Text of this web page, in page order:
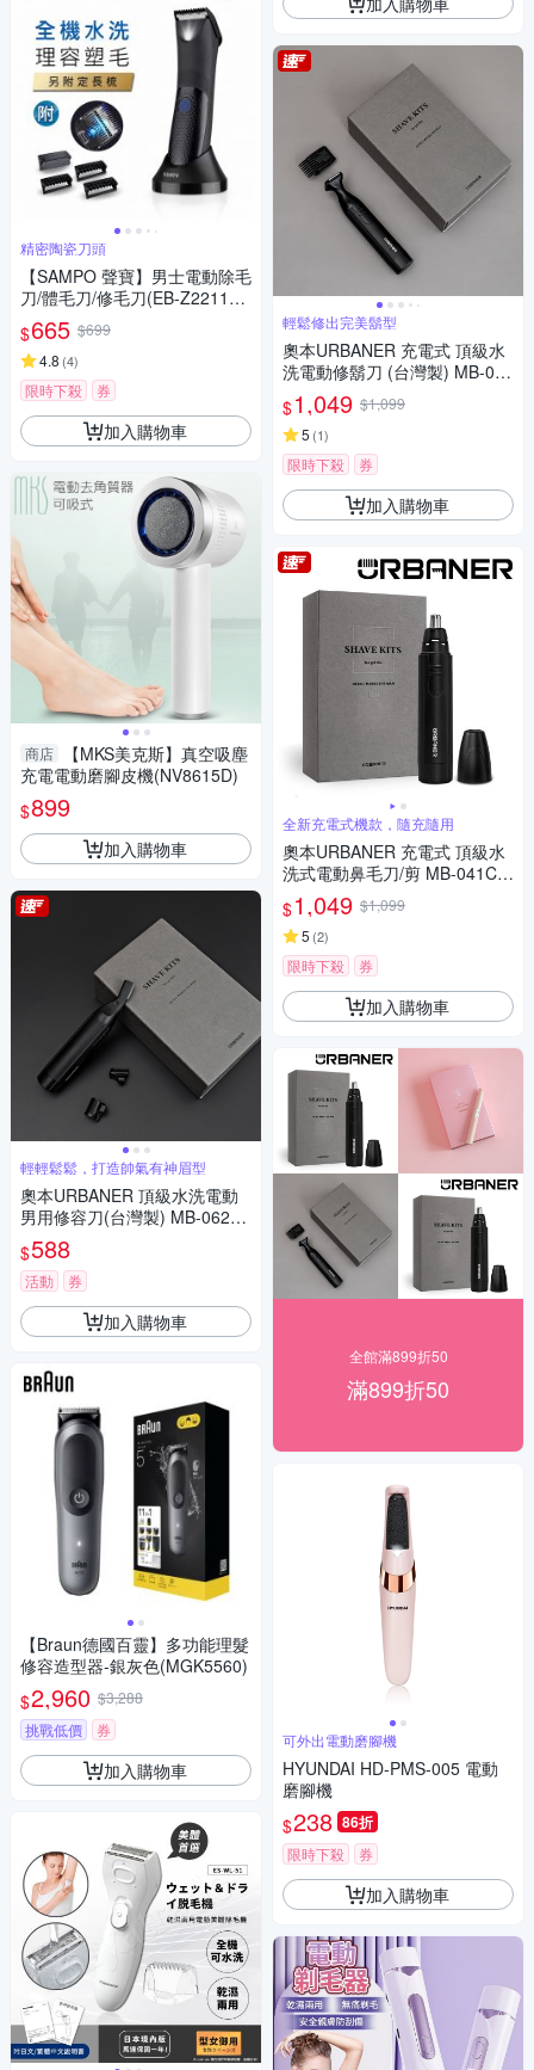
精密陶瓷刀頭
【SAMPO 聲寶】男士電動除毛
刀/體毛刀/修毛刀(EB-Z2211W
L)
$665 $699
4.8 (4)
限時下殺 券
加入購物車
商店
【MKS美克斯】真空吸塵
充電電動磨腳皮機(NV8615D)
$899
加入購物車
輕輕鬆鬆，打造帥氣有神眉型
奧本URBANER 頂級水洗電動
男用修容刀(台灣製) MB-062B
(修眉刀/眉毛刀/電動修眉/眉毛)
$588
活動 券
加入購物車
【Braun德國百靈】多功能理髮
修容造型器-銀灰色(MGK5560)
$2,960 $3,288
挑戰低價
券
加入購物車
輕鬆修出完美鬍型
奧本URBANER 充電式 頂級水
洗電動修鬍刀 (台灣製) MB-042
$1,049 $1,099
5 (1)
限時下殺 券
加入購物車
全新充電式機款，隨充隨用
奧本URBANER 充電式 頂級水
洗式電動鼻毛刀/剪 MB-041C
(電動鼻毛刀/鼻毛剪/電動鼻毛
剪/鼻毛/鼻毛修剪器/電動鼻毛修
剪器)
$1,049 $1,099
5 (2)
限時下殺 券
加入購物車
全館滿899折50
滿899折50
可外出電動磨腳機
HYUNDAI HD-PMS-005 電動
磨腳機
$238 86折
限時下殺 券
加入購物車